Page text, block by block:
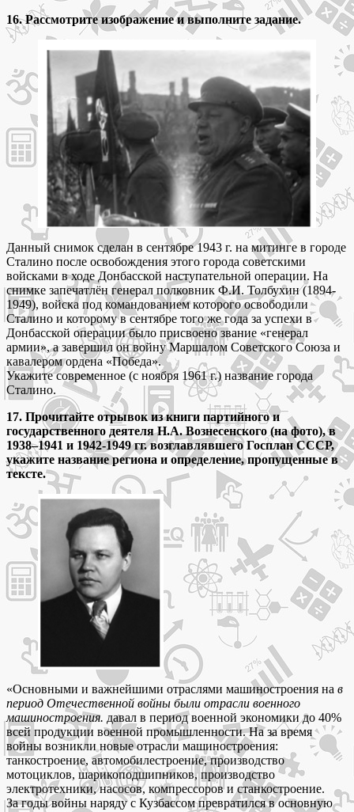
16. Рассмотрите изображение и выполните задание.
Данный снимок сделан в сентябре 1943 г. на митинге в городе
Сталино после освобождения этого города советскими
войсками в ходе Донбасской наступательной операции. На
снимке запечатлён генерал полковник Ф.И. Толбухин (1894-
1949), войска под командованием которого освободили
Сталино и которому в сентябре того же года за успехи в
Донбасской операции было присвоено звание «генерал
армии», а завершил он войну Маршалом Советского Союза и
кавалером ордена «Победа».
Укажите современное (с ноября 1961 г.) название города
Сталино.
17. Прочитайте отрывок из книги партийного и
государственного деятеля Н.А. Вознесенского (на фото), в
1938–1941 и 1942-1949 гг. возглавлявшего Госплан СССР,
укажите название региона и определение, пропущенные в
тексте.
«Основными и важнейшими отраслями машиностроения на в
период Отечественной войны были отрасли военного
машиностроения. давал в период военной экономики до 40%
всей продукции военной промышленности. На за время
войны возникли новые отрасли машиностроения:
танкостроение, автомобилестроение, производство
мотоциклов, шарикоподшипников, производство
электротехники, насосов, компрессоров и станкостроение.
За годы войны наряду с Кузбассом превратился в основную